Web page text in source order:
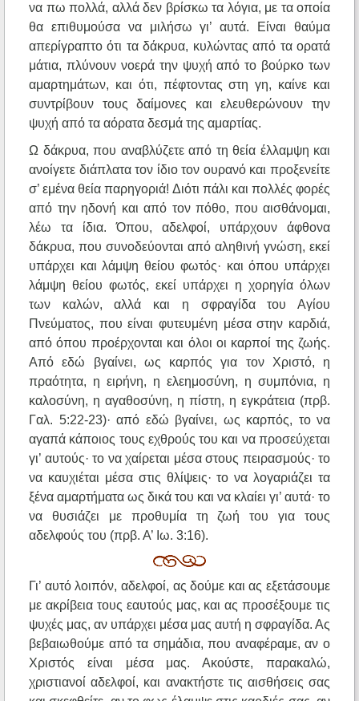
να πω πολλά, αλλά δεν βρίσκω τα λόγια, με τα οποία
θα επιθυμούσα να μιλήσω γι’ αυτά. Είναι θαύμα
απερίγραπτο ότι τα δάκρυα, κυλώντας από τα ορατά
μάτια, πλύνουν νοερά την ψυχή από το βούρκο των
αμαρτημάτων, και ότι, πέφτοντας στη γη, καίνε και
συντρίβουν τους δαίμονες και ελευθερώνουν την
ψυχή από τα αόρατα δεσμά της αμαρτίας.
Ω δάκρυα, που αναβλύζετε από τη θεία έλλαμψη και
ανοίγετε διάπλατα τον ίδιο τον ουρανό και προξενείτε
σ’ εμένα θεία παρηγοριά! Διότι πάλι και πολλές φορές
από την ηδονή και από τον πόθο, που αισθάνομαι,
λέω τα ίδια. Όπου, αδελφοί, υπάρχουν άφθονα
δάκρυα, που συνοδεύονται από αληθινή γνώση, εκεί
υπάρχει και λάμψη θείου φωτός· και όπου υπάρχει
λάμψη θείου φωτός, εκεί υπάρχει η χορηγία όλων
των καλών, αλλά και η σφραγίδα του Αγίου
Πνεύματος, που είναι φυτευμένη μέσα στην καρδιά,
από όπου προέρχονται και όλοι οι καρποί της ζωής.
Από εδώ βγαίνει, ως καρπός για τον Χριστό, η
πραότητα, η ειρήνη, η ελεημοσύνη, η συμπόνια, η
καλοσύνη, η αγαθοσύνη, η πίστη, η εγκράτεια (πρβ.
Γαλ. 5:22-23)· από εδώ βγαίνει, ως καρπός, το να
αγαπά κάποιος τους εχθρούς του και να προσεύχεται
γι’ αυτούς· το να χαίρεται μέσα στους πειρασμούς· το
να καυχιέται μέσα στις θλίψεις· το να λογαριάζει τα
ξένα αμαρτήματα ως δικά του και να κλαίει γι’ αυτά· το
να θυσιάζει με προθυμία τη ζωή του για τους
αδελφούς του (πρβ. Α’ Ιω. 3:16).
Γι’ αυτό λοιπόν, αδελφοί, ας δούμε και ας εξετάσουμε
με ακρίβεια τους εαυτούς μας, και ας προσέξουμε τις
ψυχές μας, αν υπάρχει μέσα μας αυτή η σφραγίδα. Ας
βεβαιωθούμε από τα σημάδια, που αναφέραμε, αν ο
Χριστός είναι μέσα μας. Ακούστε, παρακαλώ,
χριστιανοί αδελφοί, και ανακτήστε τις αισθήσεις σας